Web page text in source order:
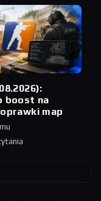
boost na
map